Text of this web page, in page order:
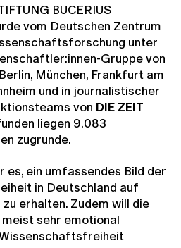
BUCERIUS
vom Deutschen Zentrum
unter
Gruppe von
München, Frankfurt am
und in journalistischer
von DIE ZEIT
liegen 9.083
zugrunde.
es, ein umfassendes Bild der
in Deutschland auf
erhalten. Zudem will die
sehr emotional